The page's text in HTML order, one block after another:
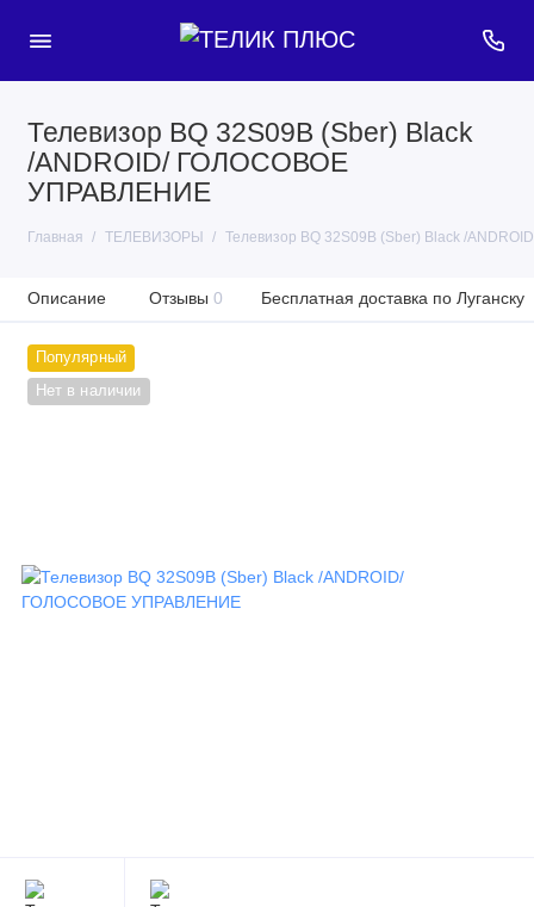
Телевизор BQ 32S09B (Sber) Black
/ANDROID/ ГОЛОСОВОЕ
УПРАВЛЕНИЕ
Главная ТЕЛЕВИЗОРЫ Телевизор BQ 32S09B (Sber) Black /
Описание Отзывы 0 Бесплатная доставка по Луганску
Популярный
Нет в наличии